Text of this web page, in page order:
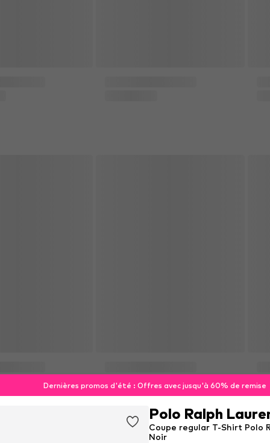
Dernières promos d'été : Offres avec jusqu'à 60% de remise
Coupe regular T-Shirt Polo
Noir
Polo Ralph